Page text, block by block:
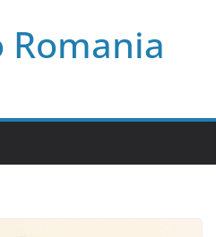
Romania